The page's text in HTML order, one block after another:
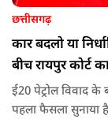
छत्तीसगढ़
कार बदलो या
बीच रायपुर कोर्ट
ई20 पेट्रोल विवाद
पहला फैसला सुनाया